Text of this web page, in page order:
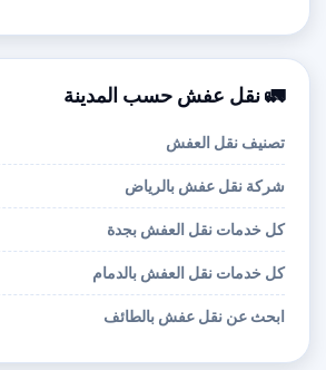
🚛 نقل عفش حسب المدينة
تصنيف نقل العفش
شركة نقل عفش بالرياض
كل خدمات نقل العفش بجدة
كل خدمات نقل العفش بالدمام
ابحث عن نقل عفش بالطائف